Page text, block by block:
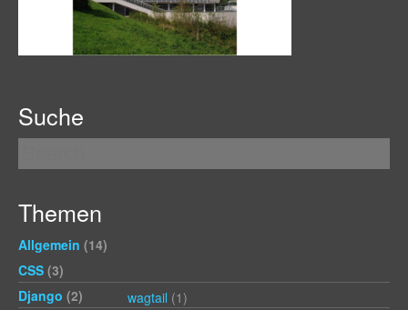
Suche
Themen
Allgemein (14)
CSS (3)
Django (2) wagtail (1)